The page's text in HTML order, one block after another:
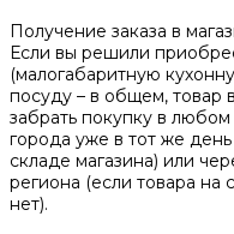
Получение заказа в
Если вы решили
(малогабаритную
посуду – в общем, товар
забрать покупку в
города уже в тот же
складе магазина) или
региона (если товара на
нет).